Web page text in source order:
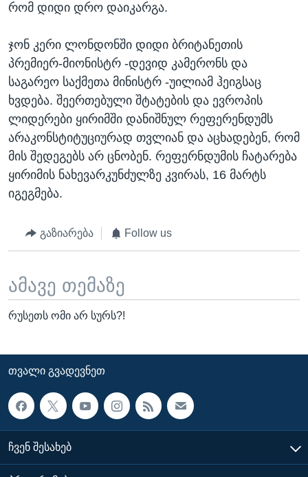
რომ დიდი დრო დაიკარგა.
ჯონ კერი ლონდონში დიდი ბრიტანეთის
პრემიერ-მიონისტრ -დევიდ კამერონს და
საგარეო საქმეთა მინისტრ -უილიამ ჰეიგსაც
ხვდება. შეერთებული შტატების და ევროპის
ლიდერები ყირიმში დანიშნულ რეფერენდუმს
არაკონსტიტუციურად თვლიან და აცხადებენ, რომ
მის შედეგებს არ ცნობენ. რეფერნდუმის ჩატარება
ყირიმის ნახევარკუნძულზე კვირას, 16 მარტს
იგეგმება.
გაზიარება Follow us
ამავე თემაზე
რუსეთს ომი არ სურს?!
ᲗᲕᲐᲚᲘ ᲒᲕᲐᲓᲔᲕᲜᲔᲗ
ᲩᲕᲔᲜ ᲨᲔᲡᲐᲮᲔᲑ